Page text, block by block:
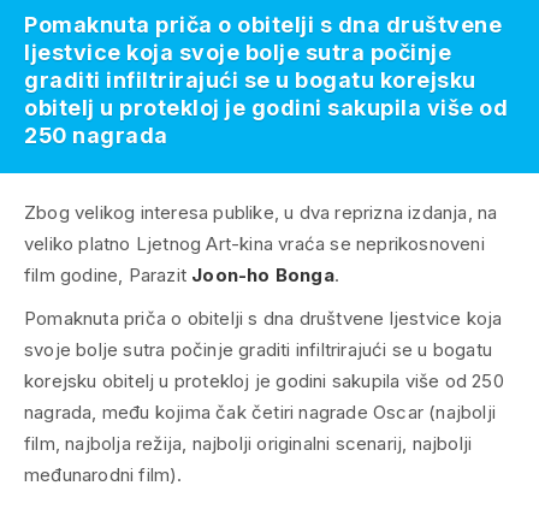
Zbog velikog interesa publike, u dva reprizna izdanja, na
veliko platno Ljetnog Art-kina vraća se neprikosnoveni
film godine, Parazit Joon-ho Bonga.
Pomaknuta priča o obitelji s dna društvene ljestvice koja
svoje bolje sutra počinje graditi infiltrirajući se u bogatu
korejsku obitelj u protekloj je godini sakupila više od 250
nagrada, među kojima čak četiri nagrade Oscar (najbolji
film, najbolja režija, najbolji originalni scenarij, najbolji
međunarodni film).
Pomaknuta priča o obitelji s dna društvene
ljestvice koja svoje bolje sutra počinje
graditi infiltrirajući se u bogatu korejsku
obitelj u protekloj je godini sakupila više od
250 nagrada